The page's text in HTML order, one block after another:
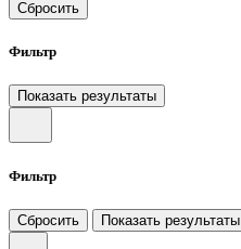
Сбросить
Фильтр
Показать результаты
Фильтр
Сбросить Показать результаты